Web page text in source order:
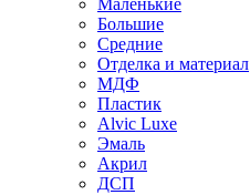
Маленькие
Большие
Средние
Отделка и материал
МДФ
Пластик
Alvic Luxe
Эмаль
Акрил
ДСП